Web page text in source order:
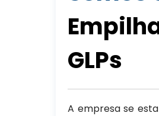
GLPs
A empresa se